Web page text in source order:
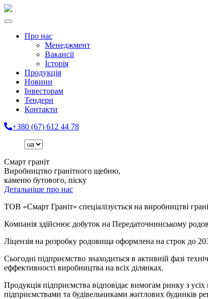
Про нас
Менеджмент
Вакансії
Історія
Продукція
Новини
Інвесторам
Тендери
Контакти
+380 (67) 612 44 78
Смарт граніт
Виробництво гранітного щебню,
каменю бутового, піску
Детальніше про нас
ТОВ «Смарт Граніт» спеціалізується на виробництві
Компанія здійснює добуток на Передаточнинському
Ліцензія на розробку родовища оформлена на строк до
Сьогодні підприємство знаходиться в активній фазі
еффективності виробництва на всіх ділянках.
Продукція підприємства відповідає вимогам ринку з
підприємствами та будівельниками житлових будинків